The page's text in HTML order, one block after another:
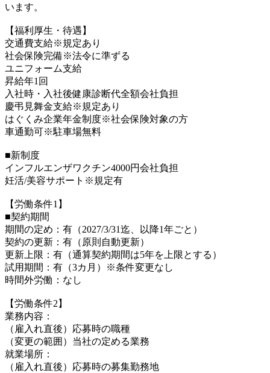
います。
【福利厚生・待遇】
交通費支給※規定あり
社会保険完備※法令に準ずる
ユニフォーム支給
昇給年1回
入社時・入社後健康診断代全額会社負担
慶弔見舞金支給※規定あり
はぐくみ企業年金制度※社会保険対象の方
車通勤可※駐車場無料
■新制度
インフルエンザワクチン4000円会社負担
妊活/美容サポート※規定有
【労働条件1】
■契約期間
期間の定め：有（2027/3/31迄、以降1年ごと）
契約の更新：有（原則自動更新）
更新上限：有（通算契約期間は5年を上限とする）
試用期間：有（3カ月）※条件変更なし
時間外労働：なし
【労働条件2】
業務内容：
（雇入れ直後）応募時の職種
（変更の範囲）当社の定める業務
就業場所：
（雇入れ直後）応募時の募集勤務地